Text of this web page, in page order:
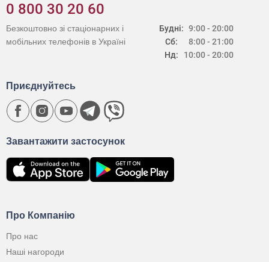
0 800 30 20 60
Будні:
Сб:
Нд:
9:00 - 20:00
8:00 - 21:00
10:00 - 20:00
Безкоштовно зі стаціонарних і
мобільних телефонів в Україні
Про Компанію
Про нас
Наші нагороди
Завантажити застосунок
Приєднуйтесь